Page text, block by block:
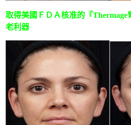
取得美國ＦＤＡ核准的『
老利器